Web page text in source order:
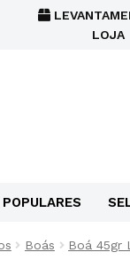
LOJA
Boás Boá 45gr